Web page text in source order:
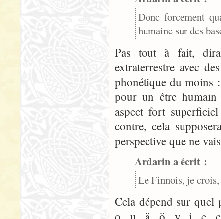
Donc forcement
humaine sur des
Pas tout à fait,
extraterrestre avec
phonétique du moins
pour un être humain
aspect fort
contre, cela
perspective que ne
Ardarin a écrit :
Le Finnois, je crois,
Cela dépend sur quel
o, u, ä, ö, y, i, e,